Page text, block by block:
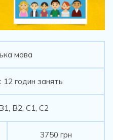
мова
12 годин занять
В2, С1, С2
3750 грн